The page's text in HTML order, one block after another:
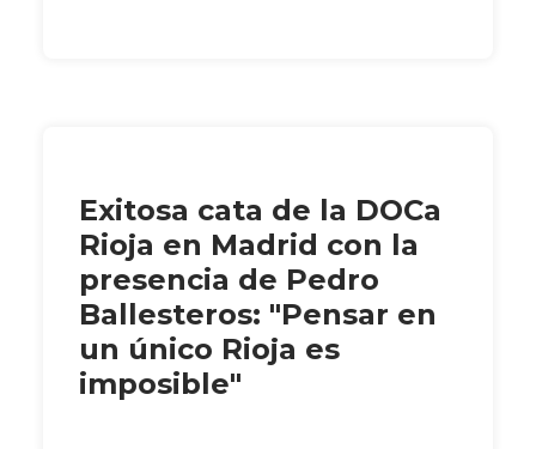
Exitosa cata de la DOCa
Rioja en Madrid con la
presencia de Pedro
Ballesteros: "Pensar en
un único Rioja es
imposible"